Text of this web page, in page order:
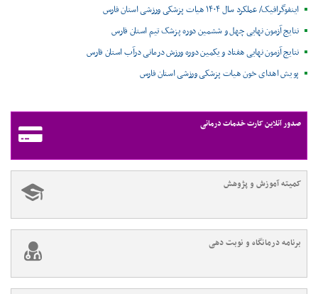
اینفوگرافیک/ عملکرد سال ۱۴۰۴ هیات پزشکی ورزشی استان فارس
نتایج آزمون نهایی چهل و ششمین دوره پزشک تیم استان فارس
نتایج آزمون نهایی هفتاد و یکمین دوره ورزش درمانی درآب استان فارس
پویش اهدای خون هیات پزشکی ورزشی استان فارس
صدور آنلاین کارت خدمات درمانی
کمیته آموزش و پژوهش
برنامه درمانگاه و نوبت دهی